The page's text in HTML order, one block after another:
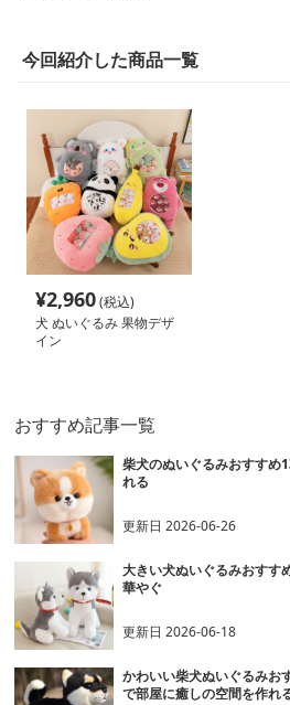
今回紹介した商品一覧
¥2,960(税込)
犬 ぬいぐるみ 果物デザ
イン
おすすめ記事一覧
柴犬のぬいぐるみおすすめ
れる
更新日2026-06-26
大きい犬ぬいぐるみおすす
華やぐ
更新日2026-06-18
かわいい柴犬ぬいぐるみお
で部屋に癒しの空間を作れ